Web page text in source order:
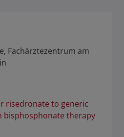
Fachärztezentrum am
risedronate to generic
bisphosphonate therapy